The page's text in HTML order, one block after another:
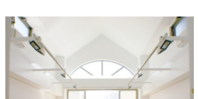
の美術団体が発表や制作の場として利用して
います。 また自主企画として「新・今日の作
家展」、「横浜市こどもの美術展」、「コレ
クション展」の年3回の展覧会と、子ども・大
人を対象とした造形講座をおこなっていま
す。収蔵作品は、横浜・神奈川にゆかりのあ